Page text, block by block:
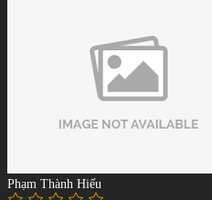
Phạm Thành Hiếu